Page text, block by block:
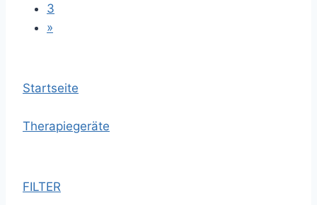
3
»
Startseite
Therapiegeräte
FILTER